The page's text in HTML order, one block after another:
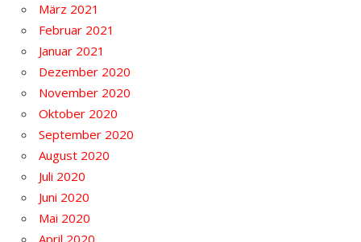
März 2021
Februar 2021
Januar 2021
Dezember 2020
November 2020
Oktober 2020
September 2020
August 2020
Juli 2020
Juni 2020
Mai 2020